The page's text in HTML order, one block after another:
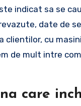
indicat sa se
date de
cu
de mult intre
care